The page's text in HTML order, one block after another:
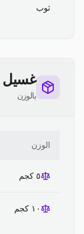
ثوب
بالوزن
الوزن
٥ كجم
١٠ كجم